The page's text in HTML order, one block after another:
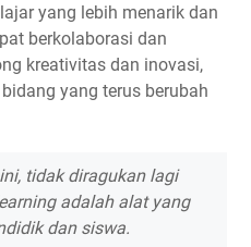
yang lebih menarik dan
berkolaborasi dan
kreativitas dan inovasi,
yang terus berubah
tidak diragukan lagi
adalah alat yang
dan siswa.